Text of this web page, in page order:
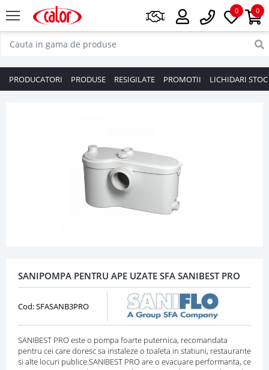
0
0
PRODUCATORI PRODUSE RESIGILATE PROMOTII LICHIDARI STOC
SANIPOMPA PENTRU APE UZATE SFA SANIBEST PRO
Cod: SFASANB3PRO
SANIBEST PRO este o pompa foarte puternica, recomandata
pentru cei care doresc sa instaleze o toaleta in statiuni, restaurante
si alte locuri publice.SANIBEST PRO are o evacuare performanta, ce